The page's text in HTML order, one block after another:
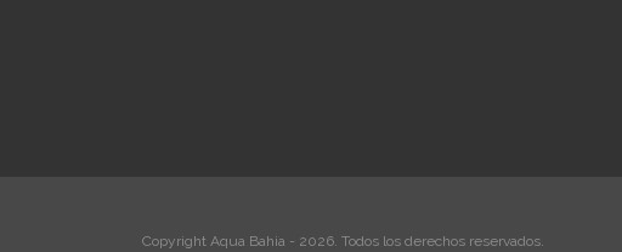
Copyright Aqua Bahia - 2026. Todos los derechos reservados.